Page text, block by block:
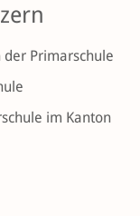
der Primarschule
im Kanton